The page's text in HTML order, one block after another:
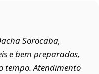
Sorocaba,
e bem preparados,
tempo. Atendimento